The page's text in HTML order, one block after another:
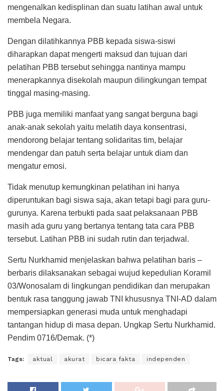
mengenalkan kedisplinan dan suatu latihan awal untuk
membela Negara.
Dengan dilatihkannya PBB kepada siswa-siswi
diharapkan dapat mengerti maksud dan tujuan dari
pelatihan PBB tersebut sehingga nantinya mampu
menerapkannya disekolah maupun dilingkungan tempat
tinggal masing-masing.
PBB juga memiliki manfaat yang sangat berguna bagi
anak-anak sekolah yaitu melatih daya konsentrasi,
mendorong belajar tentang solidaritas tim, belajar
mendengar dan patuh serta belajar untuk diam dan
mengatur emosi.
Tidak menutup kemungkinan pelatihan ini hanya
diperuntukan bagi siswa saja, akan tetapi bagi para guru-
gurunya. Karena terbukti pada saat pelaksanaan PBB
masih ada guru yang bertanya tentang tata cara PBB
tersebut. Latihan PBB ini sudah rutin dan terjadwal.
Sertu Nurkhamid menjelaskan bahwa pelatihan baris –
berbaris dilaksanakan sebagai wujud kepedulian Koramil
03/Wonosalam di lingkungan pendidikan dan merupakan
bentuk rasa tanggung jawab TNI khususnya TNI-AD dalam
mempersiapkan generasi muda untuk menghadapi
tantangan hidup di masa depan. Ungkap Sertu Nurkhamid.
Pendim 0716/Demak. (*)
Tags: aktual akurat bicara fakta independen